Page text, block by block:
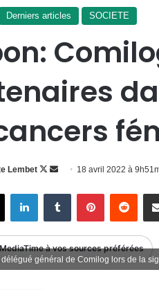
Derniers articles SOCIETE
Lembet
Follow
Envoyer
courriel
18 avril 2022 à
X LinkedinTumblr Pinterest
à vos sources préférées
délégué général de Comilog lors de la